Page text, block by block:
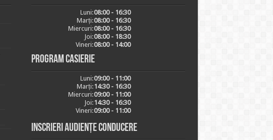
Luni:08:00 - 16:30
Marți:08:00 - 16:30
Miercuri:08:00 - 16:30
Joi:08:00 - 18:30
Vineri:08:00 - 14:00
Program casierie
Luni:09:00 - 11:00
Marți:14:30 - 16:30
Miercuri:09:00 - 11:00
Joi:14:30 - 16:30
Vineri:09:00 - 11:00
Inscrieri audiențe conducere